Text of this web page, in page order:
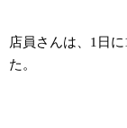
店員さんは、1日
た。